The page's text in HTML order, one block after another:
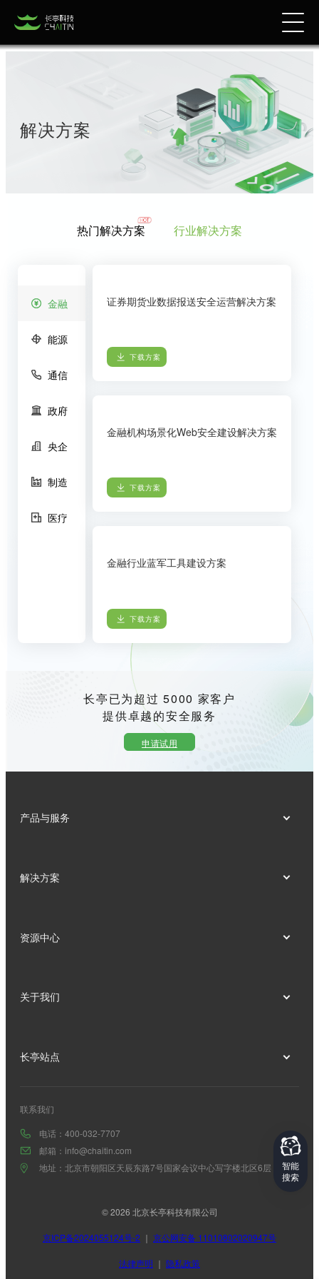
解决方案
热门解决方案 行业解决方案
金融
能源
通信
政府
央企
制造
医疗
证券期货业数据报送安全运营解决方案
下载方案
金融机构场景化Web安全建设解决方案
下载方案
金融行业蓝军工具建设方案
下载方案
长亭已为超过 5000 家客户
提供卓越的安全服务
申请试用
产品与服务
解决方案
资源中心
关于我们
长亭站点
联系我们
电话：400-032-7707
邮箱：info@chaitin.com
地址：北京市朝阳区天辰东路7号国家会议中心写字楼北区6层
© 2026 北京长亭科技有限公司
京ICP备2024055124号-2 ｜ 京公网安备 11010802020947号
法律声明 ｜ 隐私政策
智能
搜索